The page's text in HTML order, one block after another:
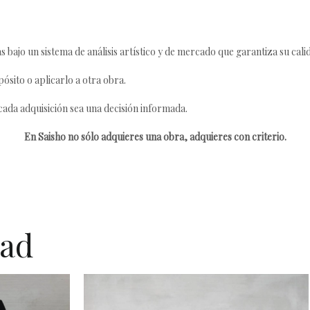
bajo un sistema de análisis artístico y de mercado que garantiza su
o aplicarlo a otra obra.
adquisición sea una decisión informada.
En Saisho no sólo adquieres una obra, adquieres con criterio.